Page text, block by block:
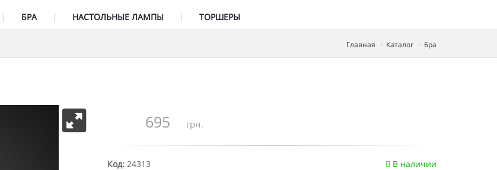
БРА НАСТОЛЬНЫЕ ЛАМПЫ ТОРШЕРЫ
Главная Каталог Бра
695 грн.
В наличии
Код: 24313